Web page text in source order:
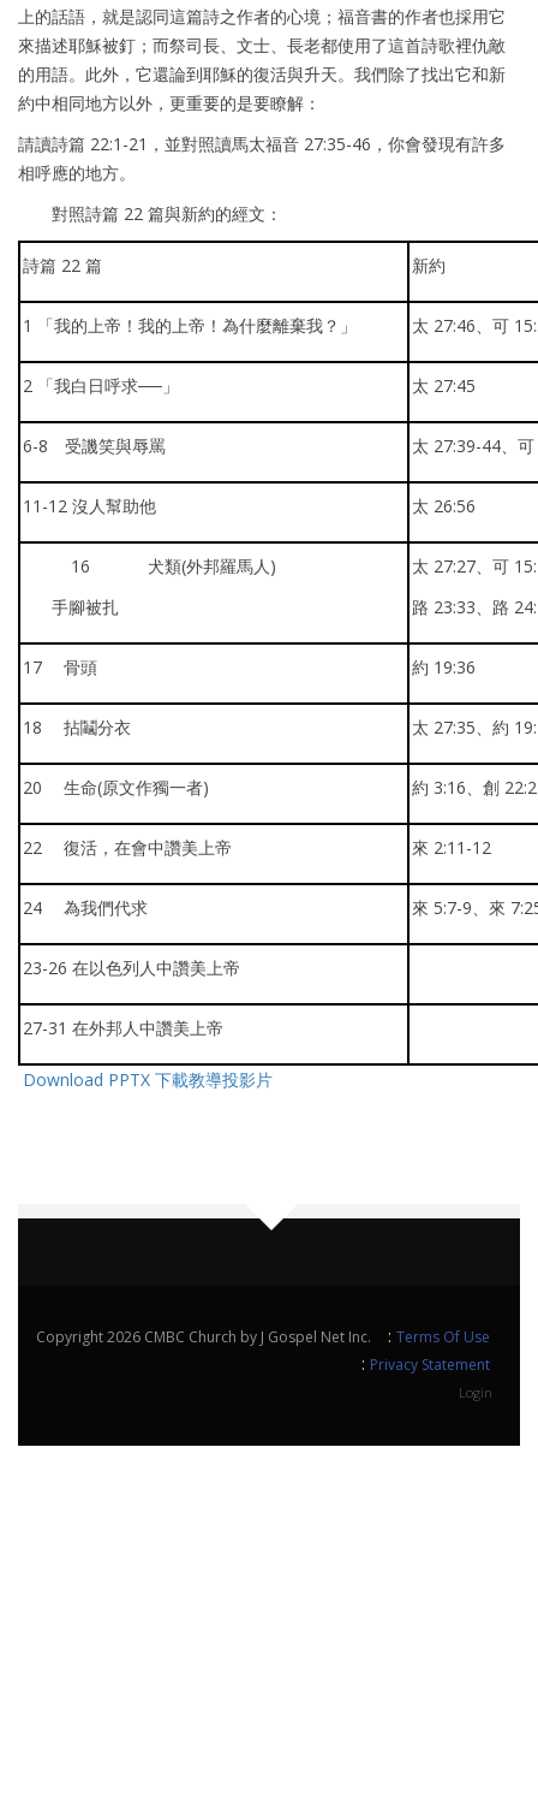
上的話語，就是認同這篇詩之作者的心境；福音書的作者也採用它
來描述耶穌被釘；而祭司長、文士、長老都使用了這首詩歌裡仇敵
的用語。此外，它還論到耶穌的復活與升天。我們除了找出它和新
約中相同地方以外，更重要的是要瞭解：
請讀詩篇 22:1-21，並對照讀馬太福音 27:35-46，你會發現有許多
相呼應的地方。
對照詩篇 22 篇與新約的經文：
詩篇 22 篇 新約
1 「我的上帝！我的上帝！為什麼離棄我？」 太 27:46、可
2 「我白日呼求──」 太 27:45
6-8 受譏笑與辱罵 太 27:39-44、
11-12 沒人幫助他 太 26:56
16 犬類(外邦羅馬人)
手腳被扎
太 27:27、可
路 23:33、路
17 骨頭 約 19:36
18 拈鬮分衣 太 27:35、約
20 生命(原文作獨一者) 約 3:16、創 22:2
22 復活，在會中讚美上帝 來 2:11-12
24 為我們代求 來 5:7-9、來
23-26 在以色列人中讚美上帝
27-31 在外邦人中讚美上帝
Download PPTX 下載教導投影片
Copyright 2026 CMBC Church by J Gospel Net Inc. : Terms Of Use
: Privacy Statement
Login